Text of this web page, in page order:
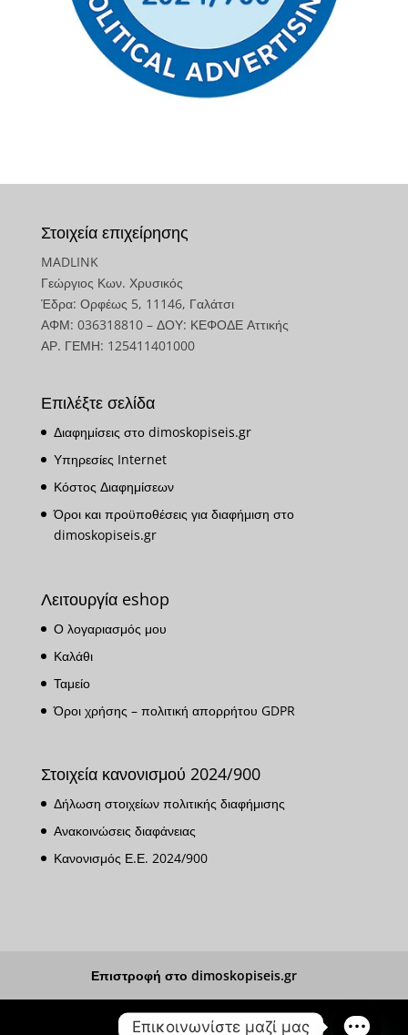
Στοιχεία επιχείρησης
MADLINK
Γεώργιος Κων. Χρυσικός
Έδρα: Ορφέως 5, 11146, Γαλάτσι
ΑΦΜ: 036318810 – ΔΟΥ: ΚΕΦΟΔΕ Αττικής
ΑΡ. ΓΕΜΗ: 125411401000
Επιλέξτε σελίδα
Διαφημίσεις στο dimoskopiseis.gr
Υπηρεσίες Internet
Κόστος Διαφημίσεων
Όροι και προϋποθέσεις για διαφήμιση στο
dimoskopiseis.gr
Λειτουργία eshop
Ο λογαριασμός μου
Καλάθι
Ταμείο
Όροι χρήσης – πολιτική απορρήτου GDPR
Στοιχεία κανονισμού 2024/900
Δήλωση στοιχείων πολιτικής διαφήμισης
Ανακοινώσεις διαφάνειας
Κανονισμός Ε.Ε. 2024/900
Επιστροφή στο dimoskopiseis.gr
Επικοινωνίστε μαζί μας